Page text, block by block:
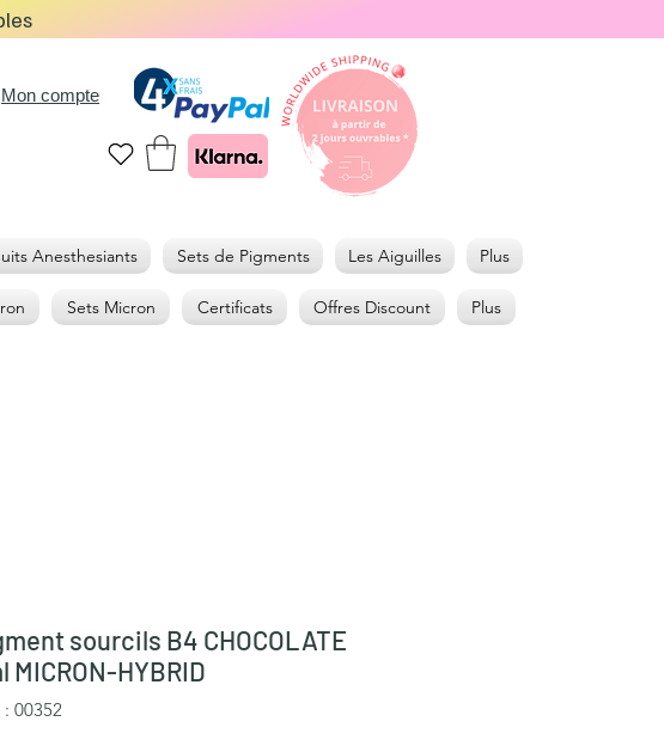
Mon compte
Anesthesiants Sets de Pigments Les Aiguilles Plus
Sets Micron Certificats Offres Discount Plus
sourcils B4 CHOCOLATE
MICRON-HYBRID
: 00352